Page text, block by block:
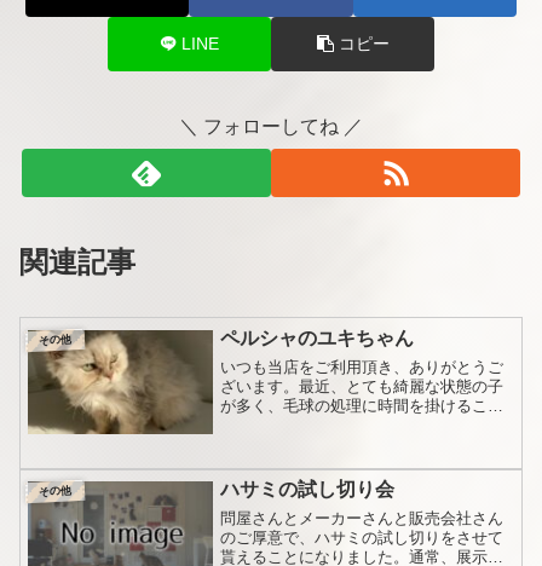
LINE コピー
＼ フォローしてね ／
関連記事
その他 ペルシャのユキちゃん
いつも当店をご利用頂き、ありがとうご
ざいます。最近、とても綺麗な状態の子
が多く、毛球の処理に時間を掛けること
りにくいブラッシングやコーミングなど
お手入れの仕方を指導して...
その他 ハサミの試し切り会
問屋さんとメーカーさんと販売会社さん
のご厚意で、ハサミの試し切りをさせて
貰えることになりました。通常、展示会